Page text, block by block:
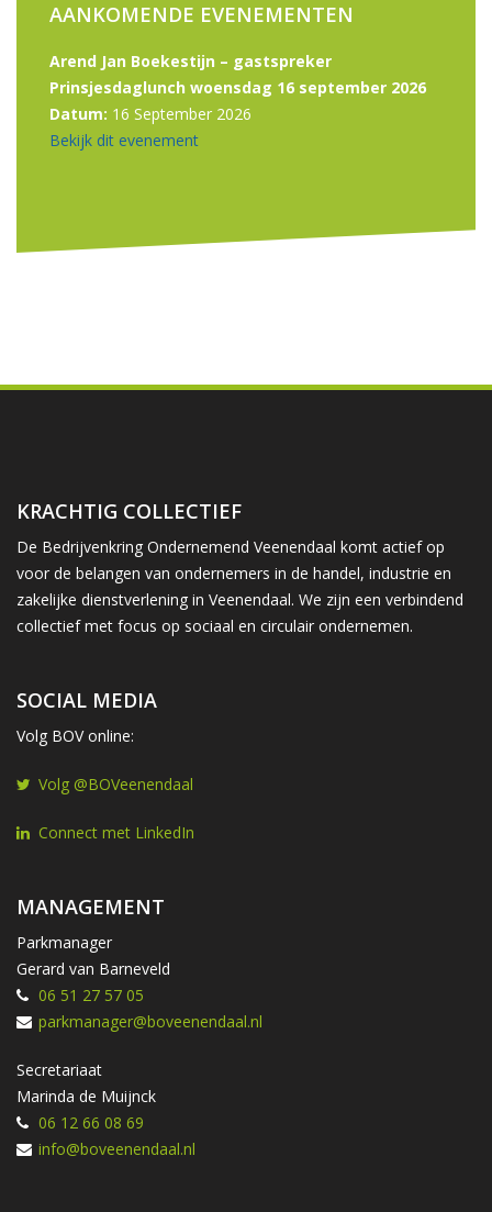
AANKOMENDE EVENEMENTEN
Arend Jan Boekestijn – gastspreker
Prinsjesdaglunch woensdag 16 september 2026
Datum: 16 September 2026
Bekijk dit evenement
KRACHTIG COLLECTIEF
De Bedrijvenkring Ondernemend Veenendaal komt actief op
voor de belangen van ondernemers in de handel, industrie en
zakelijke dienstverlening in Veenendaal. We zijn een verbindend
collectief met focus op sociaal en circulair ondernemen.
SOCIAL MEDIA
Volg BOV online:
Volg @BOVeenendaal
Connect met LinkedIn
MANAGEMENT
Parkmanager
Gerard van Barneveld
06 51 27 57 05
parkmanager@boveenendaal.nl
Secretariaat
Marinda de Muijnck
06 12 66 08 69
info@boveenendaal.nl